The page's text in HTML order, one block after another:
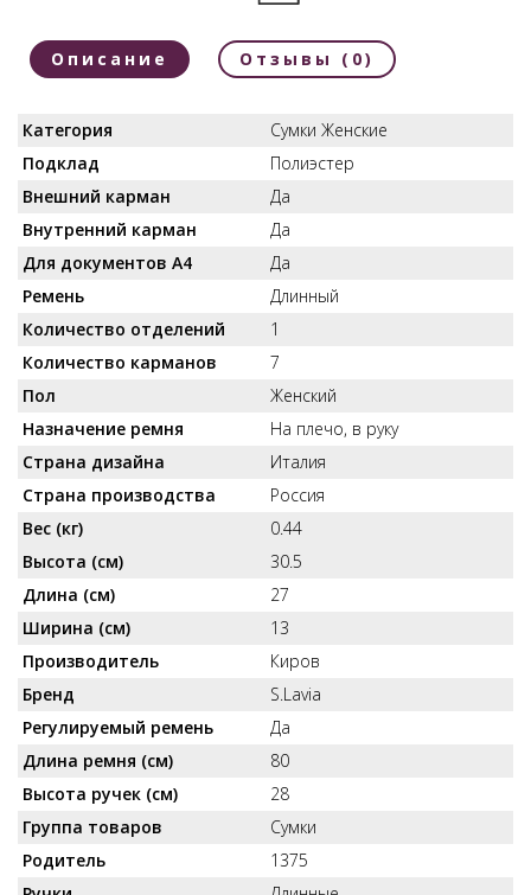
Описание Отзывы (0)
Категория
Сумки Женские
Подклад
Полиэстер
Внешний карман
Да
Внутренний карман
Да
Для документов А4
Да
Ремень
Длинный
Количество отделений
1
Количество карманов
7
Пол
Женский
Назначение ремня
На плечо, в руку
Страна дизайна
Италия
Страна производства
Россия
Вес (кг)
0.44
Высота (см)
30.5
Длина (см)
27
Ширина (см)
13
Производитель
Киров
Бренд
S.Lavia
Регулируемый ремень
Да
Длина ремня (см)
80
Высота ручек (см)
28
Группа товаров
Сумки
Родитель
1375